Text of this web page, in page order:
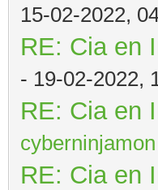
15-02-2022,
RE: Cia en
- 19-02-2022,
RE: Cia en
cyberninjamon
RE: Cia en